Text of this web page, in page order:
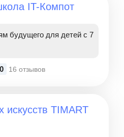
IT-Компот
будущего для детей с 7
16 отзывов
TIMART